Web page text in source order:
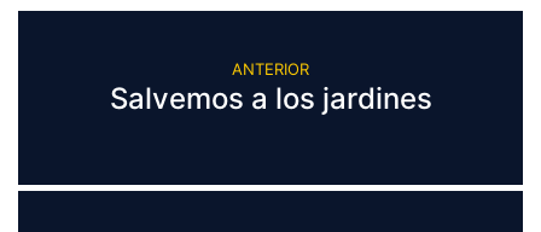
ANTERIOR
Salvemos a los jardines